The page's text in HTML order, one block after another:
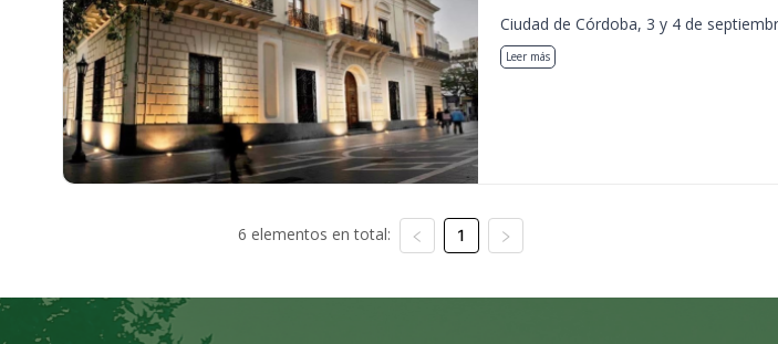
Ciudad de Córdoba, 3 y 4 de
Leer más
6 elementos en total: 1